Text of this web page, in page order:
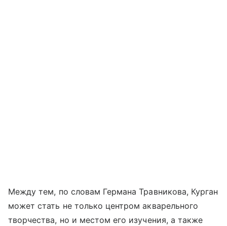
Между тем, по словам Германа Травникова, Курган
может стать не только центром акварельного
творчества, но и местом его изучения, а также